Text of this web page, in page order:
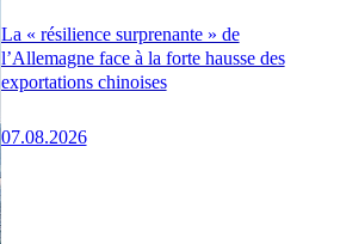
La « résilience surprenante » de
l’Allemagne face à la forte hausse des
exportations chinoises
07.08.2026